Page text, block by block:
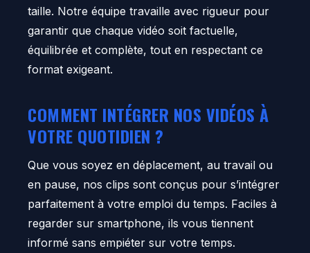
taille. Notre équipe travaille avec rigueur pour
garantir que chaque vidéo soit factuelle,
équilibrée et complète, tout en respectant ce
format exigeant.
COMMENT INTÉGRER NOS VIDÉOS À
VOTRE QUOTIDIEN ?
Que vous soyez en déplacement, au travail ou
en pause, nos clips sont conçus pour s’intégrer
parfaitement à votre emploi du temps. Faciles à
regarder sur smartphone, ils vous tiennent
informé sans empiéter sur votre temps.